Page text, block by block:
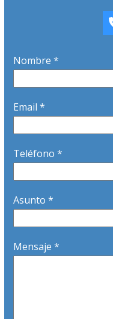
Nombre *
Email *
Teléfono *
Asunto *
Mensaje *